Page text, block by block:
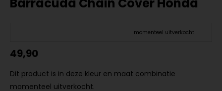
momenteel uitverkocht
49,90
Dit product is in deze kleur en maat combinatie
momenteel uitverkocht.